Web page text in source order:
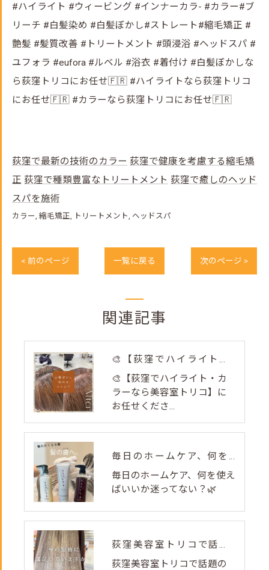
#ハイライト #ウィービング #インナーカラ- #カラー#ブ
リーチ #白髪染め #白髪ぼかし#ストレート#縮毛矯正 #
艶髪 #髪質改善 #トリートメント #頭浸浴 #ヘッドスパ #
ユフォラ #eufora #ルベル #浴衣 #着付け #白髪ぼかしな
ら荻窪トリコにお任せ🇫🇷 #ハイライトなら荻窪トリコ
にお任せ🇫🇷 #カラーなら荻窪トリコにお任せ🇫🇷
荻窪で最新の技術のカラー 荻窪で健康を考慮する縮毛矯
正 荻窪で種類豊富なトリートメント 荻窪で癒しのヘッド
スパを施術
カラー 縮毛矯正 トリートメント ヘッドスパ
< 前のページ 一覧に戻る 次のページ >
関連記事
🎨【荻窪でハイライト・カラーなら美容室トリコ】にお任せくださ...
🎨【荻窪でハイライト・カ
ラーなら美容室トリコ】に
お任せくださ...
毎日のホームケア、何を使えばいいか迷ってない？🌿
毎日のホームケア、何を使え
ばいいか迷ってない？🌿
荻窪美容室トリコで話題の【髪質改善ストレート】✨
荻窪美容室トリコで話題の